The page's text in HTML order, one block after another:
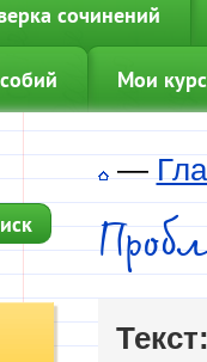
сочинений
Мои
—